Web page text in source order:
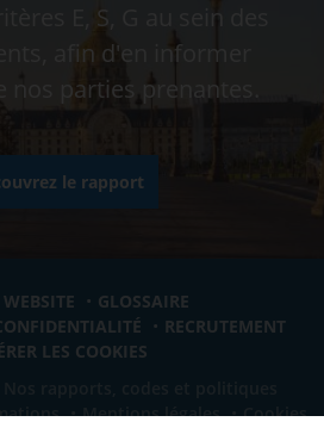
E, S, G au sein des
afin d'en informer
nos parties prenantes.
le rapport
GLOSSAIRE
RECRUTEMENT
LES COOKIES
Mentions légales Cookies